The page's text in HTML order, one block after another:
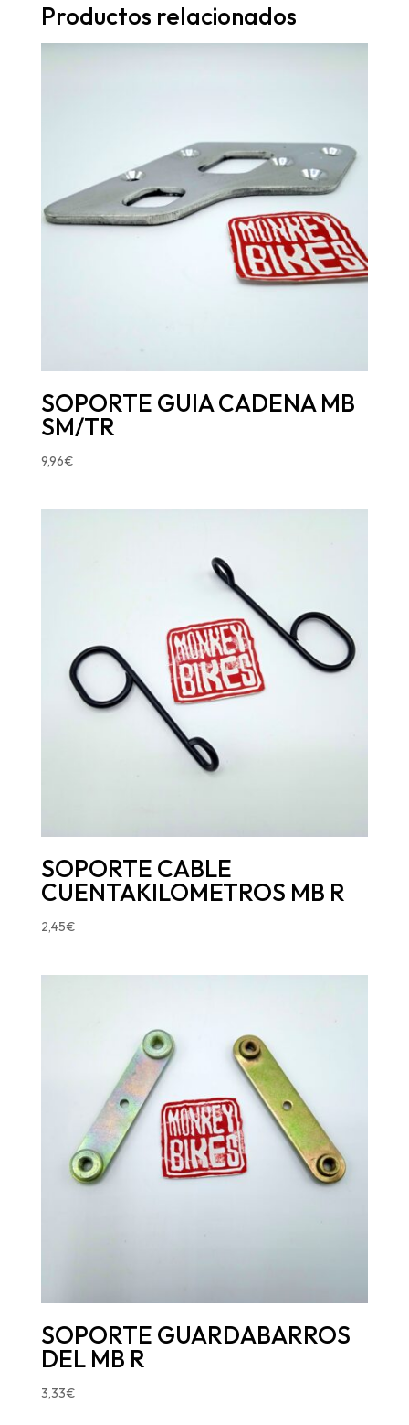
Productos relacionados
SOPORTE GUIA CADENA MB
SM/TR
9,96€
SOPORTE CABLE
CUENTAKILOMETROS MB R
2,45€
SOPORTE GUARDABARROS
DEL MB R
3,33€